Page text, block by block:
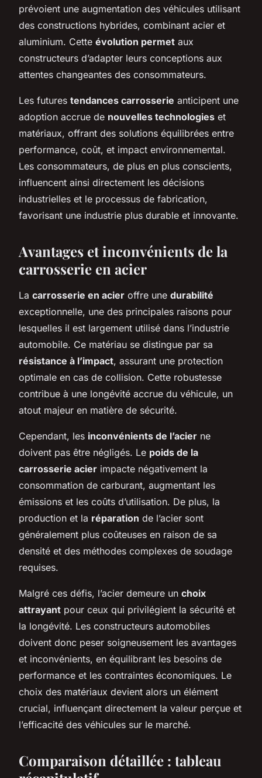
prévoient une augmentation des véhicules utilisant
des constructions hybrides, combinant acier et
aluminium. Cette évolution permet aux
constructeurs d’adapter leurs conceptions aux
attentes changeantes des consommateurs.
Les futures tendances carrosserie anticipent une
adoption accrue de nouvelles technologies et
matériaux, offrant des solutions équilibrées entre
performance, coût, et impact environnemental.
Les consommateurs, de plus en plus conscients,
influencent ainsi directement les décisions
industrielles et le processus de fabrication,
favorisant une industrie plus durable et innovante.
Avantages et inconvénients de la
carrosserie en acier
La carrosserie en acier offre une durabilité
exceptionnelle, une des principales raisons pour
lesquelles il est largement utilisé dans l’industrie
automobile. Ce matériau se distingue par sa
résistance à l’impact, assurant une protection
optimale en cas de collision. Cette robustesse
contribue à une longévité accrue du véhicule, un
atout majeur en matière de sécurité.
Cependant, les inconvénients de l’acier ne
doivent pas être négligés. Le poids de la
carrosserie acier impacte négativement la
consommation de carburant, augmentant les
émissions et les coûts d’utilisation. De plus, la
production et la réparation de l’acier sont
généralement plus coûteuses en raison de sa
densité et des méthodes complexes de soudage
requises.
Malgré ces défis, l’acier demeure un choix
attrayant pour ceux qui privilégient la sécurité et
la longévité. Les constructeurs automobiles
doivent donc peser soigneusement les avantages
et inconvénients, en équilibrant les besoins de
performance et les contraintes économiques. Le
choix des matériaux devient alors un élément
crucial, influençant directement la valeur perçue et
l’efficacité des véhicules sur le marché.
Comparaison détaillée : tableau